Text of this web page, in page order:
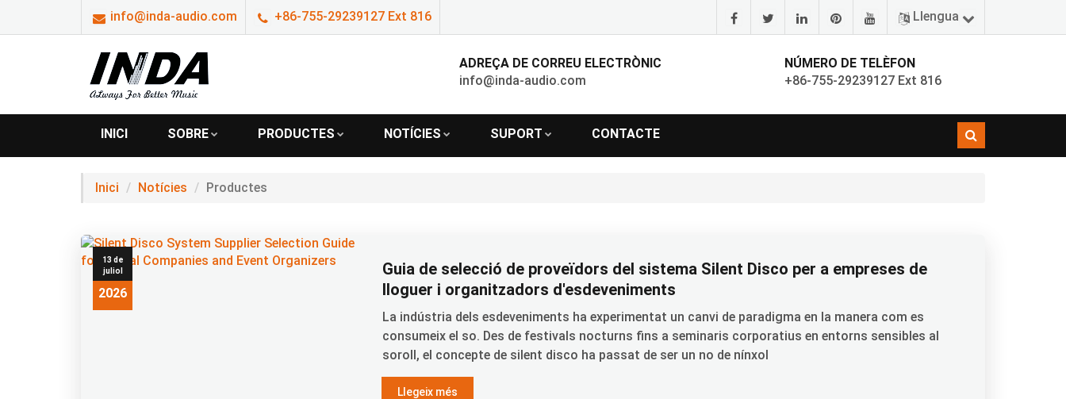
info@inda-audio.com +86-755-29239127 Ext 816 Llengua
ADREÇA DE CORREU ELECTRÒNIC
info@inda-audio.com
NÚMERO DE TELÈFON
+86-755-29239127 Ext 816
INICI SOBRE PRODUCTES NOTÍCIES SUPORT CONTACTE
Inici Notícies Productes
Guia de selecció de proveïdors del sistema Silent Disco per a empreses de
lloguer i organitzadors d'esdeveniments
13 de
juliol
2026
La indústria dels esdeveniments ha experimentat un canvi de paradigma en la manera com es
consumeix el so. Des de festivals nocturns fins a seminaris corporatius en entorns sensibles al
soroll, el concepte de silent disco ha passat de ser un no de nínxol
Llegeix més